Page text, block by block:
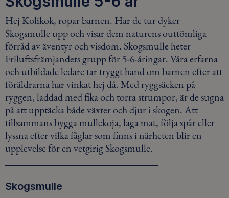
Hej Kolikok, ropar barnen. Har de tur dyker
Skogsmulle upp och visar dem naturens outtömliga
förråd av äventyr och visdom. Skogsmulle heter
Friluftsfrämjandets grupp för 5-6-åringar. Våra erfarna
och utbildade ledare tar tryggt hand om barnen efter att
föräldrarna har vinkat hej då. Med ryggsäcken på
ryggen, laddad med fika och torra strumpor, är de sugna
på att upptäcka både växter och djur i skogen. Att
tillsammans bygga mullekoja, laga mat, följa spår eller
lyssna efter vilka fåglar som finns i närheten blir en
upplevelse för en vetgirig Skogsmulle.
Skogsmulle